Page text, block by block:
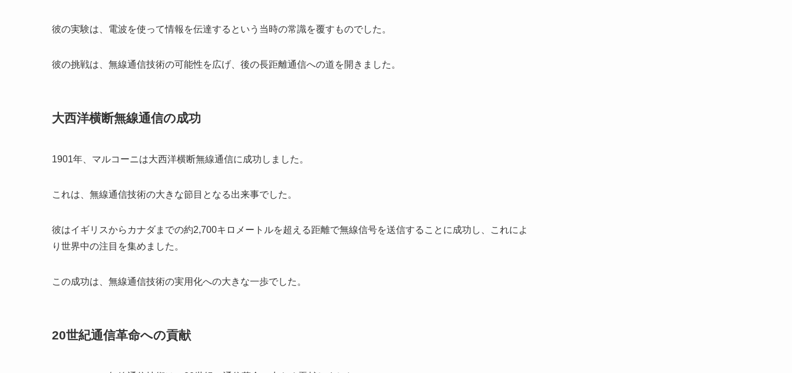
彼の実験は、電波を使って情報を伝達するという当時の常識を覆すものでした。
彼の挑戦は、無線通信技術の可能性を広げ、後の長距離通信への道を開きました。
大西洋横断無線通信の成功
1901年、マルコーニは大西洋横断無線通信に成功しました。
これは、無線通信技術の大きな節目となる出来事でした。
彼はイギリスからカナダまでの約2,700キロメートルを超える距離で無線信号を送信することに成功し、これによ
り世界中の注目を集めました。
この成功は、無線通信技術の実用化への大きな一歩でした。
20世紀通信革命への貢献